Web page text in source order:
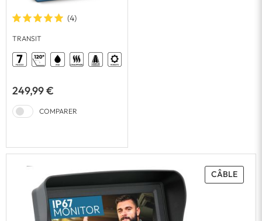
(4)
TRANSIT
249,99 €
COMPARER
CÂBLE